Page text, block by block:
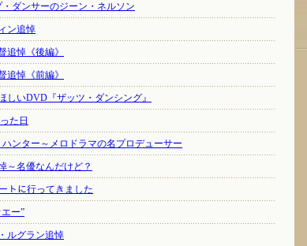
ダンサーのジーン・ネルソン
ン追悼
追悼《後編》
追悼《前編》
しいDVD『ザッツ・ダンシング』
た日
ンター～メロドラマの名プロデューサー
～名優なんだけど？
トに行ってきました
ー”
ルグラン追悼